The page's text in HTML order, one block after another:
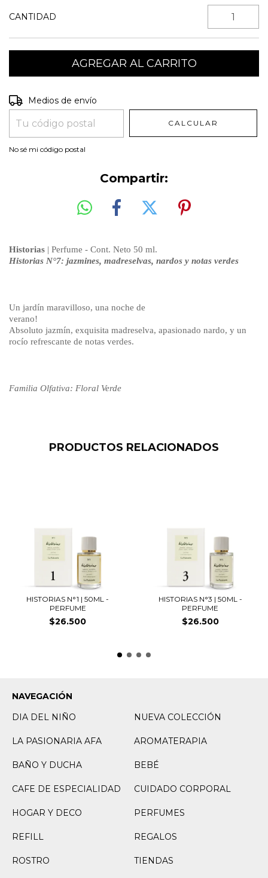
CANTIDAD
Entregas para el CP:
Medios de envío
CALCULAR
No sé mi código postal
Compartir:
Historias | Perfume - Cont. Neto 50 ml.
Historias N°7: jazmines, madreselvas, nardos y notas verdes
Un jardín maravilloso, una noche de
verano!
Absoluto jazmín, exquisita madreselva, apasionado nardo, y un
rocío refrescante de notas verdes.
Familia Olfativa: Floral Verde
PRODUCTOS RELACIONADOS
HISTORIAS N°1 | 50ML -
PERFUME
$26.500
HISTORIAS N°3 | 50ML -
PERFUME
$26.500
NAVEGACIÓN
DIA DEL NIÑO
NUEVA COLECCIÓN
LA PASIONARIA AFA AROMATERAPIA
BAÑO Y DUCHA BEBÉ
CAFE DE ESPECIALIDAD CUIDADO CORPORAL
HOGAR Y DECO PERFUMES
REFILL REGALOS
ROSTRO TIENDAS